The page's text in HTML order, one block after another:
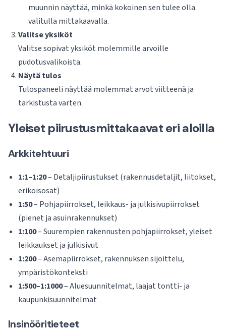
muunnin näyttää, minkä kokoinen sen tulee olla
valitulla mittakaavalla.
Valitse yksiköt
Valitse sopivat yksiköt molemmille arvoille
pudotusvalikoista.
Näytä tulos
Tulospaneeli näyttää molemmat arvot viitteenä ja
tarkistusta varten.
Yleiset piirustusmittakaavat eri aloilla
Arkkitehtuuri
1:1–1:20– Detaljipiirustukset (rakennusdetaljit, liitokset,
erikoisosat)
1:50– Pohjapiirrokset, leikkaus- ja julkisivupiirrokset
(pienet ja asuinrakennukset)
1:100– Suurempien rakennusten pohjapiirrokset, yleiset
leikkaukset ja julkisivut
1:200– Asemapiirrokset, rakennuksen sijoittelu,
ympäristökonteksti
1:500–1:1000– Aluesuunnitelmat, laajat tontti- ja
kaupunkisuunnitelmat
Insinööritieteet